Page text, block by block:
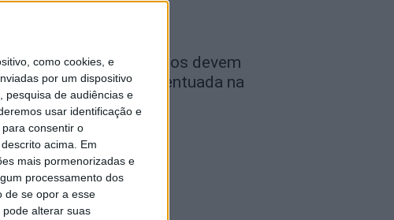
como cookies, e
por um dispositivo
pesquisa de audiências e
usar identificação e
consentir o
acima. Em
mais pormenorizadas e
processamento dos
de se opor a esse
pode alterar suas
Combustíveis: Preços devem
baixar de forma acentuada na
próxima semana
7 de Agosto, 2026